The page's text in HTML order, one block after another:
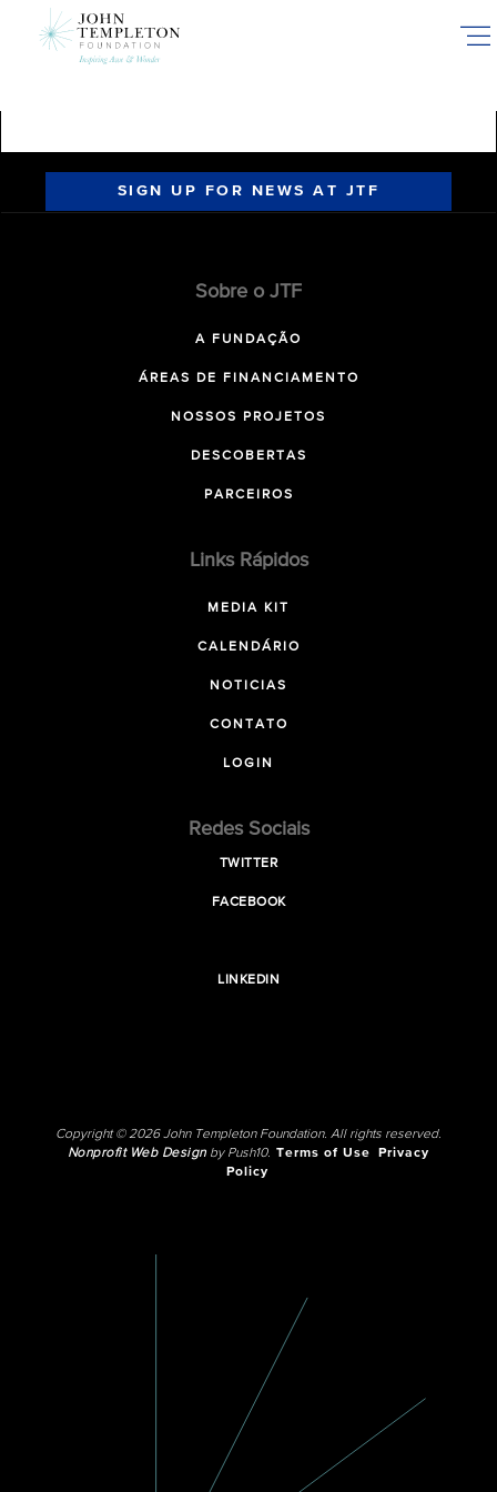
SIGN UP FOR NEWS AT JTF
Sobre o JTF
A FUNDAÇÃO
ÁREAS DE FINANCIAMENTO
NOSSOS PROJETOS
DESCOBERTAS
PARCEIROS
Links Rápidos
MEDIA KIT
CALENDÁRIO
NOTICIAS
CONTATO
LOGIN
Redes Sociais
TWITTER
FACEBOOK
LINKEDIN
Copyright © 2026 John Templeton Foundation. All rights reserved.
Nonprofit Web Designby Push10. Terms of Use
Privacy
Policy